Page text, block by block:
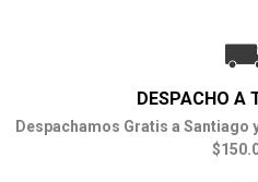
DESPACHO A
Despachamos Gratis a Santiago